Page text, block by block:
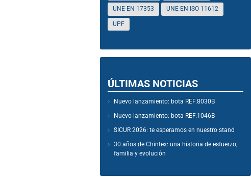
UNE-EN 17353 UNE-EN ISO 11612
UPF
ÚLTIMAS NOTICIAS
Nuevo lanzamiento: bota REF.8030B
Nuevo lanzamiento: bota REF.1046B
SICUR 2026: te esperamos en nuestro stand
30 años de Chintex: una historia de esfuerzo,
familia y evolución